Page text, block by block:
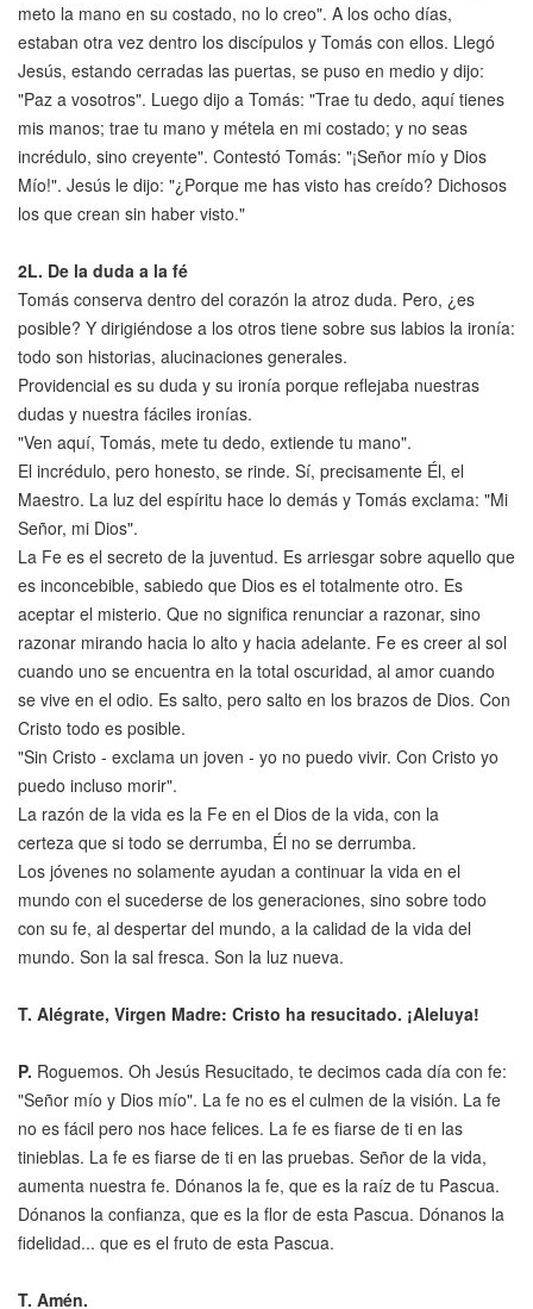
meto la mano en su costado, no lo creo". A los ocho días,
estaban otra vez dentro los discípulos y Tomás con ellos. Llegó
Jesús, estando cerradas las puertas, se puso en medio y dijo:
"Paz a vosotros". Luego dijo a Tomás: "Trae tu dedo, aquí tienes
mis manos; trae tu mano y métela en mi costado; y no seas
incrédulo, sino creyente". Contestó Tomás: "¡Señor mío y Dios
Mío!". Jesús le dijo: "¿Porque me has visto has creído? Dichosos
los que crean sin haber visto."
2L. De la duda a la fé
Tomás conserva dentro del corazón la atroz duda. Pero, ¿es
posible? Y dirigiéndose a los otros tiene sobre sus labios la ironía:
todo son historias, alucinaciones generales.
Providencial es su duda y su ironía porque reflejaba nuestras
dudas y nuestra fáciles ironías.
"Ven aquí, Tomás, mete tu dedo, extiende tu mano".
El incrédulo, pero honesto, se rinde. Sí, precisamente Él, el
Maestro. La luz del espíritu hace lo demás y Tomás exclama: "Mi
Señor, mi Dios".
La Fe es el secreto de la juventud. Es arriesgar sobre aquello que
es inconcebible, sabiedo que Dios es el totalmente otro. Es
aceptar el misterio. Que no significa renunciar a razonar, sino
razonar mirando hacia lo alto y hacia adelante. Fe es creer al sol
cuando uno se encuentra en la total oscuridad, al amor cuando
se vive en el odio. Es salto, pero salto en los brazos de Dios. Con
Cristo todo es posible.
"Sin Cristo - exclama un joven - yo no puedo vivir. Con Cristo yo
puedo incluso morir".
La razón de la vida es la Fe en el Dios de la vida, con la
certeza que si todo se derrumba, Él no se derrumba.
Los jóvenes no solamente ayudan a continuar la vida en el
mundo con el sucederse de los generaciones, sino sobre todo
con su fe, al despertar del mundo, a la calidad de la vida del
mundo. Son la sal fresca. Son la luz nueva.
T. Alégrate, Virgen Madre: Cristo ha resucitado. ¡Aleluya!
P. Roguemos. Oh Jesús Resucitado, te decimos cada día con fe:
"Señor mío y Dios mío". La fe no es el culmen de la visión. La fe
no es fácil pero nos hace felices. La fe es fiarse de ti en las
tinieblas. La fe es fiarse de ti en las pruebas. Señor de la vida,
aumenta nuestra fe. Dónanos la fe, que es la raíz de tu Pascua.
Dónanos la confianza, que es la flor de esta Pascua. Dónanos la
fidelidad... que es el fruto de esta Pascua.
T. Amén.